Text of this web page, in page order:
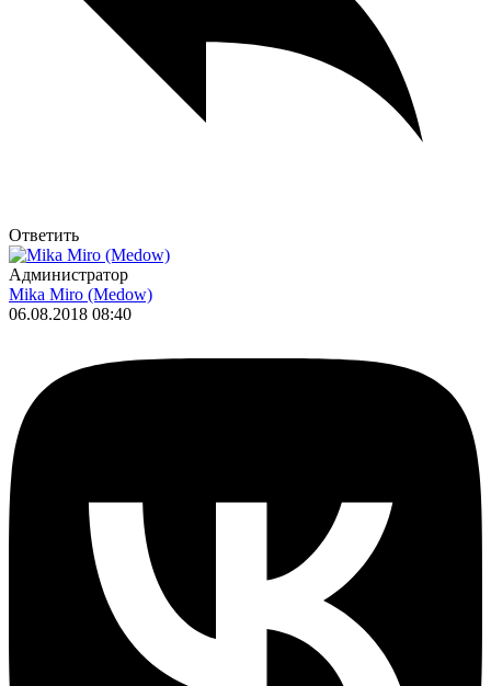
Ответить
Администратор
Mika Miro (Medow)
06.08.2018 08:40